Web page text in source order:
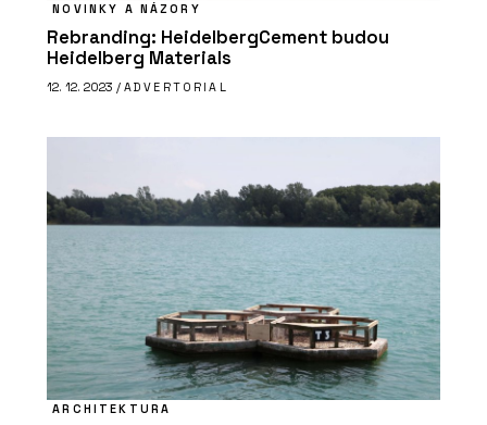
NOVINKY A NÁZORY
Rebranding: HeidelbergCement budou
Heidelberg Materials
12. 12. 2023 / ADVERTORIAL
ARCHITEKTURA